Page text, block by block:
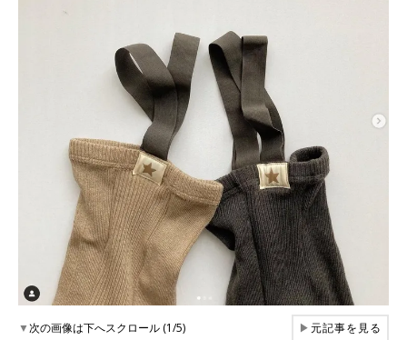
▼次の画像は下へスクロール (1/5) ▶元記事を見る